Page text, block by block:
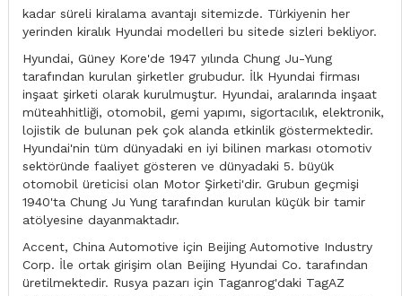
kadar süreli kiralama avantajı sitemizde. Türkiyenin her
yerinden kiralık Hyundai modelleri bu sitede sizleri bekliyor.
Hyundai, Güney Kore'de 1947 yılında Chung Ju-Yung
tarafından kurulan şirketler grubudur. İlk Hyundai firması
inşaat şirketi olarak kurulmuştur. Hyundai, aralarında inşaat
müteahhitliği, otomobil, gemi yapımı, sigortacılık, elektronik,
lojistik de bulunan pek çok alanda etkinlik göstermektedir.
Hyundai'nin tüm dünyadaki en iyi bilinen markası otomotiv
sektöründe faaliyet gösteren ve dünyadaki 5. büyük
otomobil üreticisi olan Motor Şirketi'dir. Grubun geçmişi
1940'ta Chung Ju Yung tarafından kurulan küçük bir tamir
atölyesine dayanmaktadır.
Accent, China Automotive için Beijing Automotive Industry
Corp. İle ortak girişim olan Beijing Hyundai Co. tarafından
üretilmektedir. Rusya pazarı için Taganrog'daki TagAZ